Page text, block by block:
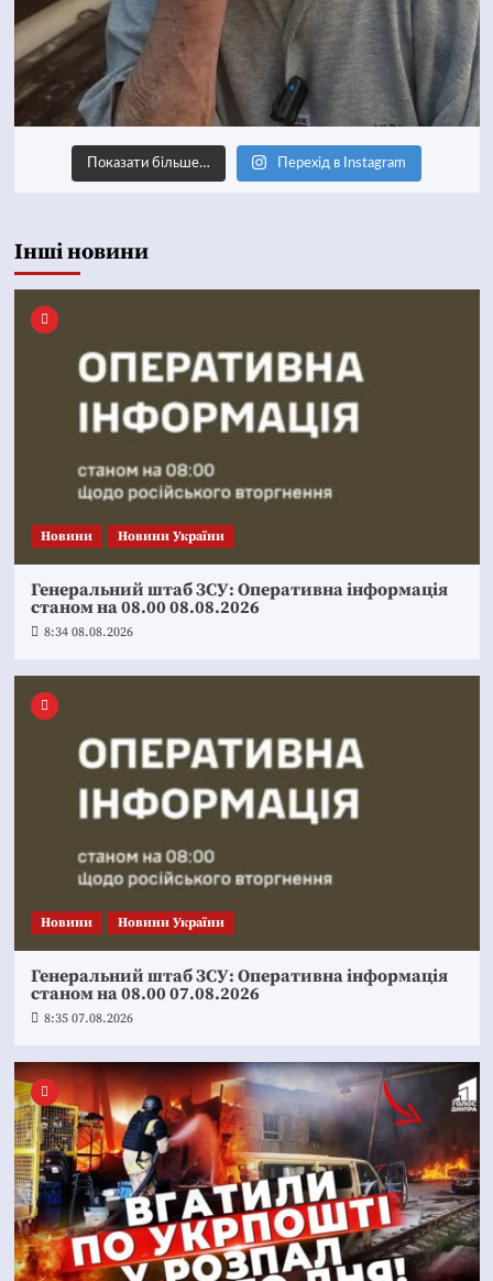
Показати більше… Перехід в Instagram
Інші новини
Новини Новини України
Генеральний штаб ЗСУ: Оперативна інформація
станом на 08.00 08.08.2026
8:34 08.08.2026
Новини Новини України
Генеральний штаб ЗСУ: Оперативна інформація
станом на 08.00 07.08.2026
8:35 07.08.2026